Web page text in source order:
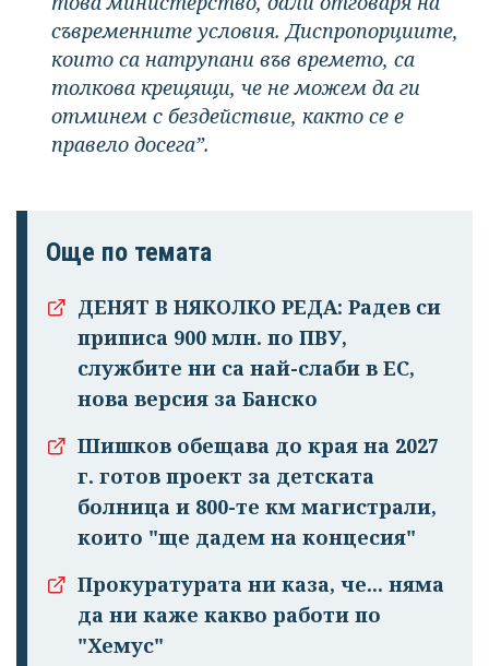
съвременните условия. Диспропорциите,
които са натрупани във времето, са
толкова крещящи, че не можем да ги
отминем с бездействие, както се е
правело досега”.
Още по темата
ДЕНЯТ В НЯКОЛКО РЕДА: Радев си
приписа 900 млн. по ПВУ,
службите ни са най-слаби в ЕС,
нова версия за Банско
Шишков обещава до края на 2027
г. готов проект за детската
болница и 800-те км магистрали,
които "ще дадем на концесия"
Прокуратурата ни каза, че... няма
да ни каже какво работи по
"Хемус"